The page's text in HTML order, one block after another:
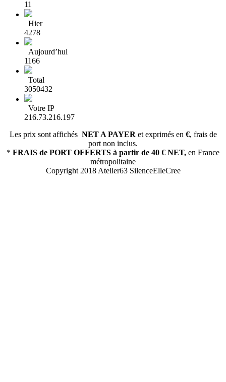
11
Hier
4278
Aujourd’hui
1166
Total
3050432
Votre IP
216.73.216.197
Les prix sont affichés NET A PAYER et exprimés en €, frais de
port non inclus.
* FRAIS de PORT OFFERTS à partir de 40 € NET, en France
métropolitaine
Copyright 2018 Atelier63 SilenceElleCree